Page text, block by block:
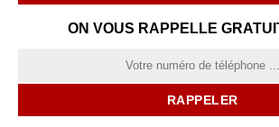
ON VOUS RAPPELLE